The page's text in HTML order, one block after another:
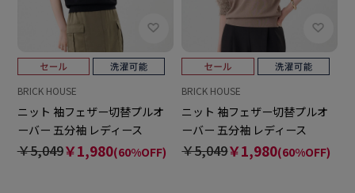
BRICK HOUSE
ニット 袖フェザー切替プルオ
ーバー 五分袖 レディース
￥5,049￥1,980(60%OFF)
BRICK HOUSE
ニット 袖フェザー切替プルオ
ーバー 五分袖 レディース
￥5,049￥1,980(60%OFF)